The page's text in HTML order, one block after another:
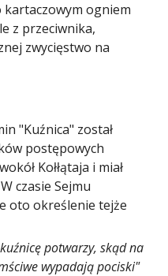
kartaczowym ogniem
z przeciwnika,
zwycięstwo na
"Kuźnica" został
postępowych
Kołłątaja i miał
czasie Sejmu
oto określenie tejże
kuźnicę potwarzy, skąd na
wypadają pociski"